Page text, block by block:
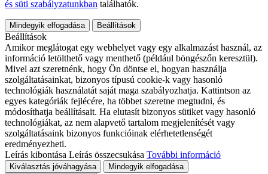
és süti szabályzatunkban találhatók.
Mindegyik elfogadása Beállítások
Beállítások
Amikor meglátogat egy webhelyet vagy egy alkalmazást használ, az
információ letölthető vagy menthető (például böngészőn keresztül).
Mivel azt szeretnénk, hogy Ön döntse el, hogyan használja
szolgáltatásainkat, bizonyos típusú cookie-k vagy hasonló
technológiák használatát saját maga szabályozhatja. Kattintson az
egyes kategóriák fejlécére, ha többet szeretne megtudni, és
módosíthatja beállításait. Ha elutasít bizonyos sütiket vagy hasonló
technológiákat, az nem alapvető tartalom megjelenítését vagy
szolgáltatásaink bizonyos funkcióinak elérhetetlenségét
eredményezheti.
Leírás kibontása Leírás összecsukása További információ
Kiválasztás jóváhagyása
Mindegyik elfogadása